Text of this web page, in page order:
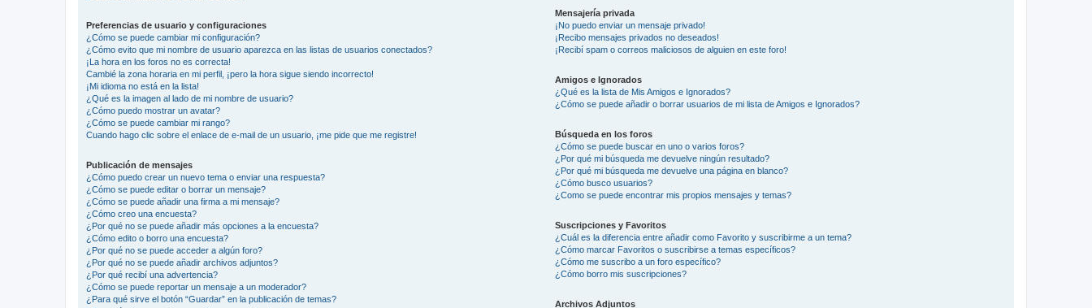
Preferencias de usuario y configuraciones
¿Cómo se puede cambiar mi configuración?
¿Cómo evito que mi nombre de usuario aparezca en las listas de usuarios conectados?
¡La hora en los foros no es correcta!
Cambié la zona horaria en mi perfil, ¡pero la hora sigue siendo incorrecto!
¡Mi idioma no está en la lista!
¿Qué es la imagen al lado de mi nombre de usuario?
¿Cómo puedo mostrar un avatar?
¿Cómo se puede cambiar mi rango?
Cuando hago clic sobre el enlace de e-mail de un usuario, ¡me pide que me registre!
Publicación de mensajes
¿Cómo puedo crear un nuevo tema o enviar una respuesta?
¿Cómo se puede editar o borrar un mensaje?
¿Cómo se puede añadir una firma a mi mensaje?
¿Cómo creo una encuesta?
¿Por qué no se puede añadir más opciones a la encuesta?
¿Cómo edito o borro una encuesta?
¿Por qué no se puede acceder a algún foro?
¿Por qué no se puede añadir archivos adjuntos?
¿Por qué recibí una advertencia?
¿Cómo se puede reportar un mensaje a un moderador?
¿Para qué sirve el botón “Guardar” en la publicación de temas?
Mensajería privada
¡No puedo enviar un mensaje privado!
¡Recibo mensajes privados no deseados!
¡Recibí spam o correos maliciosos de alguien en este foro!
Amigos e Ignorados
¿Qué es la lista de Mis Amigos e Ignorados?
¿Cómo se puede añadir o borrar usuarios de mi lista de Amigos e Ignorados?
Búsqueda en los foros
¿Cómo se puede buscar en uno o varios foros?
¿Por qué mi búsqueda me devuelve ningún resultado?
¿Por qué mi búsqueda me devuelve una página en blanco?
¿Cómo busco usuarios?
¿Como se puede encontrar mis propios mensajes y temas?
Suscripciones y Favoritos
¿Cuál es la diferencia entre añadir como Favorito y suscribirme a un tema?
¿Cómo marcar Favoritos o suscribirse a temas específicos?
¿Cómo me suscribo a un foro específico?
¿Cómo borro mis suscripciones?
Archivos Adjuntos